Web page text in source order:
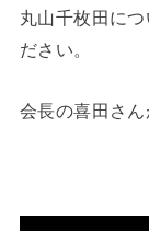
丸山千枚田に
ださい。
会長の喜田さ